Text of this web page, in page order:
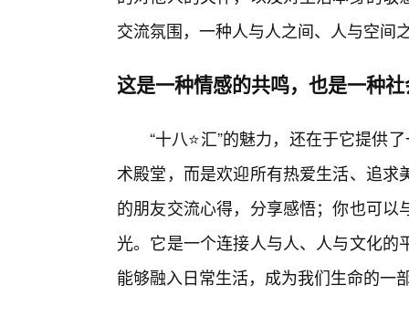
交流氛围，一种人与人之间、人与空间
这是一种情感的共鸣，也是一种
“十八⭐汇”的魅力，还在于它提供
术殿堂，而是欢迎所有热爱生活、追
的朋友交流心得，分享感悟；你也可
光。它是一个连接人与人、人与文化
能够融入日常生活，成为我们生命的一